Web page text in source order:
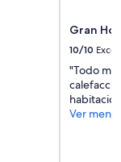
Gran
10/10
"Todo
Ver